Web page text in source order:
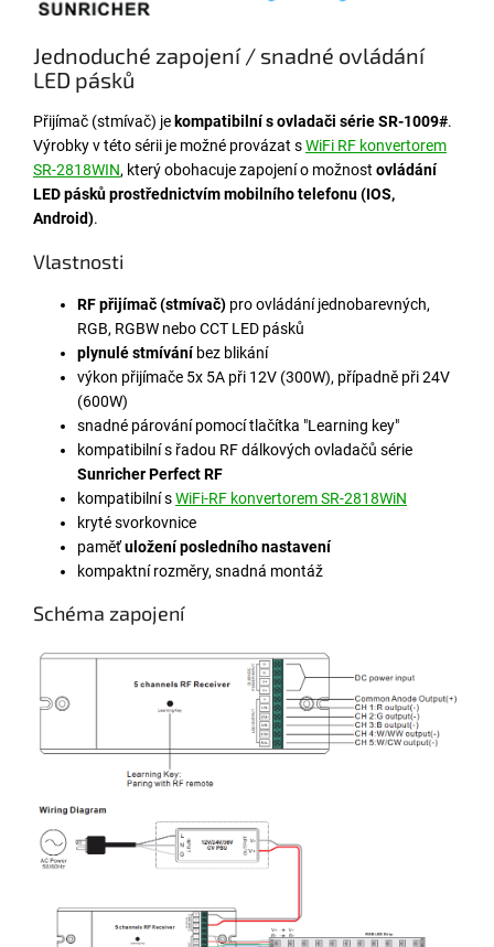
Jednoduché zapojení / snadné ovládání
LED pásků
Přijímač (stmívač) je kompatibilní s ovladači série SR-1009#.
Výrobky v této sérii je možné provázat sWiFi RF konvertorem
SR-2818WIN, který obohacuje zapojení o možnost ovládání
LED pásků prostřednictvím mobilního telefonu (IOS,
Android).
Vlastnosti
RF přijímač (stmívač) pro ovládání jednobarevných,
RGB, RGBW nebo CCT LED pásků
plynulé stmíváníbez blikání
výkon přijímače 5x 5A při 12V (300W), případně při 24V
(600W)
snadné párování pomocí tlačítka "Learning key"
kompatibilní s řadou RF dálkových ovladačů série
Sunricher Perfect RF
kompatibilní sWiFi-RF konvertorem SR-2818WiN
kryté svorkovnice
paměťuložení posledního nastavení
kompaktní rozměry, snadná montáž
Schéma zapojení